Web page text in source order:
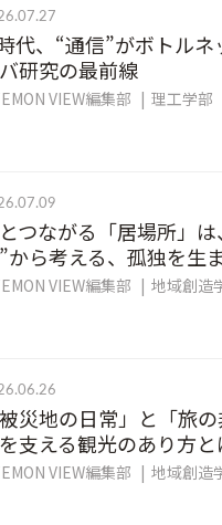
代、“通信”がボトル
研究の最前線
VIEW編集部 理工学部
つながる「居場所」
から考える、孤独を生
VIEW編集部 地域創造
被災地の日常」と「旅
支える観光のあり方と
VIEW編集部 地域創造